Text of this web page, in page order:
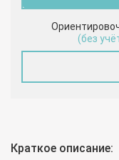
(без
Краткое описание: